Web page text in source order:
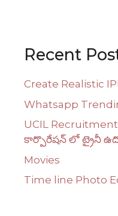
Recent
Create Realistic
Whatsapp
UCIL
కార్పొరేషన్ లో ట్రైనీ
Movies
Time line Photo